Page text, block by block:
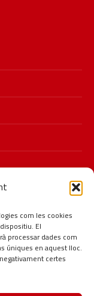
com les cookies
El
processar dades com
úniques en aquest lloc.
certes
promocions i